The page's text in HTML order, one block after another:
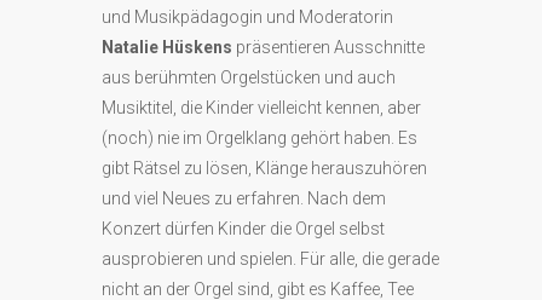
und Musikpädagogin und Moderatorin
Natalie Hüskens präsentieren Ausschnitte
aus berühmten Orgelstücken und auch
Musiktitel, die Kinder vielleicht kennen, aber
(noch) nie im Orgelklang gehört haben. Es
gibt Rätsel zu lösen, Klänge herauszuhören
und viel Neues zu erfahren. Nach dem
Konzert dürfen Kinder die Orgel selbst
ausprobieren und spielen. Für alle, die gerade
nicht an der Orgel sind, gibt es Kaffee, Tee